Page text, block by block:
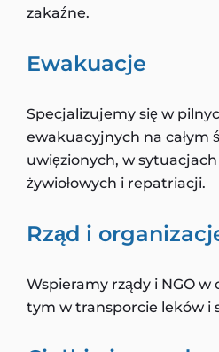
zakaźne.
Ewakuacje
Specjalizujemy się w
ewakuacyjnych na całym
uwięzionych, w
żywiołowych i repatriacji.
Rząd i
Wspieramy rządy i NGO
tym w transporcie leków i